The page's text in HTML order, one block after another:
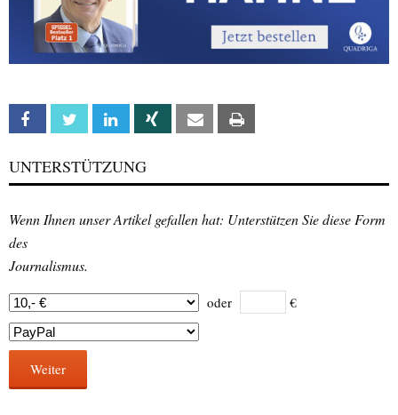
Facebook Twitter Linkedin Xing Email
UNTERSTÜTZUNG
Wenn Ihnen unser Artikel gefallen hat: Unterstützen Sie diese Form
des
Journalismus.
oder €
Weiter